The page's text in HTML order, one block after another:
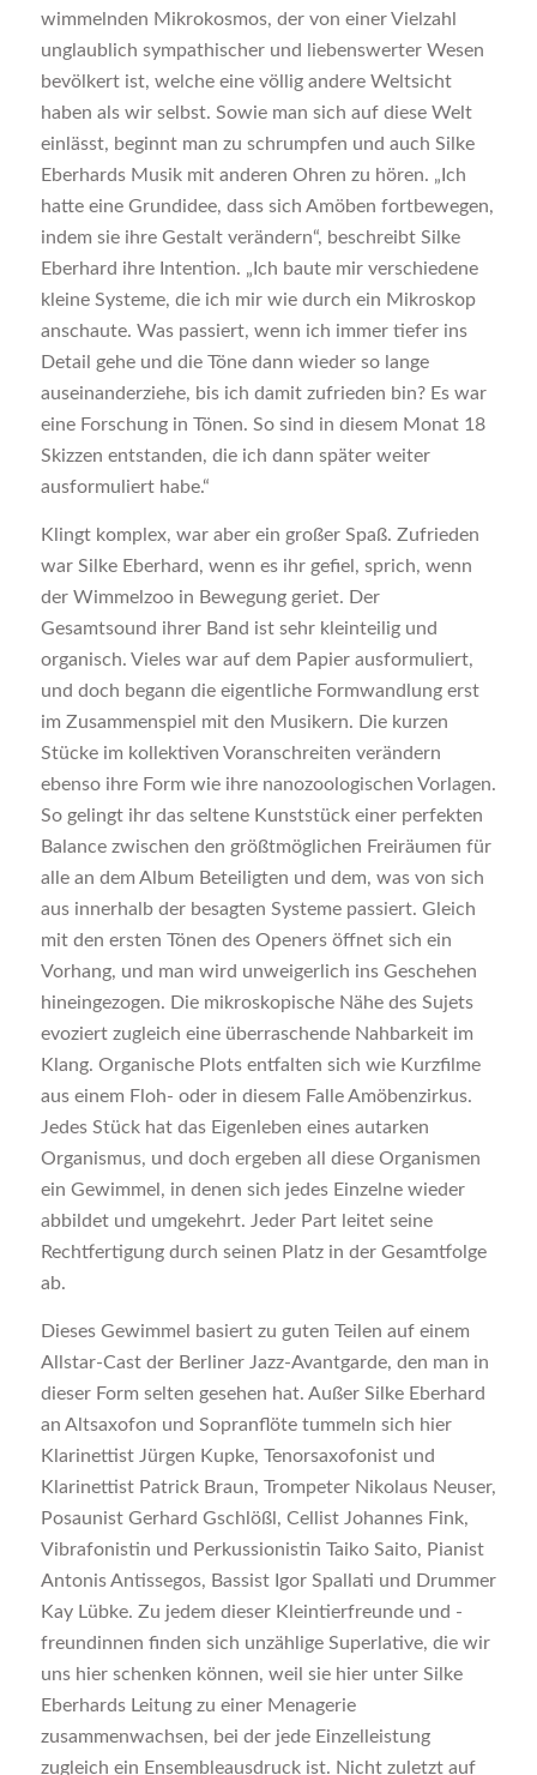
wimmelnden Mikrokosmos, der von einer Vielzahl
unglaublich sympathischer und liebenswerter Wesen
bevölkert ist, welche eine völlig andere Weltsicht
haben als wir selbst. Sowie man sich auf diese Welt
einlässt, beginnt man zu schrumpfen und auch Silke
Eberhards Musik mit anderen Ohren zu hören. „Ich
hatte eine Grundidee, dass sich Amöben fortbewegen,
indem sie ihre Gestalt verändern“, beschreibt Silke
Eberhard ihre Intention. „Ich baute mir verschiedene
kleine Systeme, die ich mir wie durch ein Mikroskop
anschaute. Was passiert, wenn ich immer tiefer ins
Detail gehe und die Töne dann wieder so lange
auseinanderziehe, bis ich damit zufrieden bin? Es war
eine Forschung in Tönen. So sind in diesem Monat 18
Skizzen entstanden, die ich dann später weiter
ausformuliert habe.“
Klingt komplex, war aber ein großer Spaß. Zufrieden
war Silke Eberhard, wenn es ihr gefiel, sprich, wenn
der Wimmelzoo in Bewegung geriet. Der
Gesamtsound ihrer Band ist sehr kleinteilig und
organisch. Vieles war auf dem Papier ausformuliert,
und doch begann die eigentliche Formwandlung erst
im Zusammenspiel mit den Musikern. Die kurzen
Stücke im kollektiven Voranschreiten verändern
ebenso ihre Form wie ihre nanozoologischen Vorlagen.
So gelingt ihr das seltene Kunststück einer perfekten
Balance zwischen den größtmöglichen Freiräumen für
alle an dem Album Beteiligten und dem, was von sich
aus innerhalb der besagten Systeme passiert. Gleich
mit den ersten Tönen des Openers öffnet sich ein
Vorhang, und man wird unweigerlich ins Geschehen
hineingezogen. Die mikroskopische Nähe des Sujets
evoziert zugleich eine überraschende Nahbarkeit im
Klang. Organische Plots entfalten sich wie Kurzfilme
aus einem Floh- oder in diesem Falle Amöbenzirkus.
Jedes Stück hat das Eigenleben eines autarken
Organismus, und doch ergeben all diese Organismen
ein Gewimmel, in denen sich jedes Einzelne wieder
abbildet und umgekehrt. Jeder Part leitet seine
Rechtfertigung durch seinen Platz in der Gesamtfolge
ab.
Dieses Gewimmel basiert zu guten Teilen auf einem
Allstar-Cast der Berliner Jazz-Avantgarde, den man in
dieser Form selten gesehen hat. Außer Silke Eberhard
an Altsaxofon und Sopranflöte tummeln sich hier
Klarinettist Jürgen Kupke, Tenorsaxofonist und
Klarinettist Patrick Braun, Trompeter Nikolaus Neuser,
Posaunist Gerhard Gschlößl, Cellist Johannes Fink,
Vibrafonistin und Perkussionistin Taiko Saito, Pianist
Antonis Antissegos, Bassist Igor Spallati und Drummer
Kay Lübke. Zu jedem dieser Kleintierfreunde und -
freundinnen finden sich unzählige Superlative, die wir
uns hier schenken können, weil sie hier unter Silke
Eberhards Leitung zu einer Menagerie
zusammenwachsen, bei der jede Einzelleistung
zugleich ein Ensembleausdruck ist. Nicht zuletzt auf